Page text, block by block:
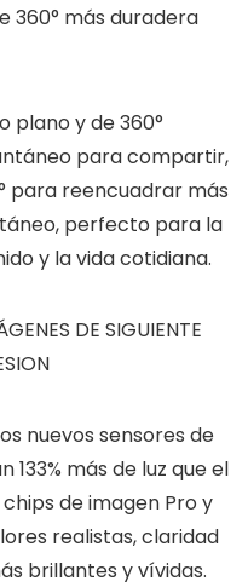
360° más duradera
plano y de 360°
para compartir,
para reencuadrar más
perfecto para la
y la vida cotidiana.
DE SIGUIENTE
nuevos sensores de
133% más de luz que el
de imagen Pro y
realistas, claridad
brillantes y vívidas.